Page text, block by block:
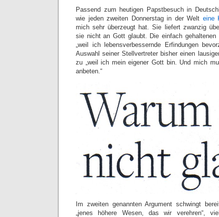
Passend zum heutigen Papstbesuch in
wie jeden zweiten Donnerstag in der Welt eine
mich sehr überzeugt hat. Sie liefert zwanzig
sie nicht an Gott glaubt. Die einfach gehaltenen
„weil ich lebensverbessernde Erfindungen
Auswahl seiner Stellvertreter bisher einen
zu „weil ich mein eigener Gott bin. Und mich
anbeten.“
Im zweiten genannten Argument schwingt
„jenes höhere Wesen, das wir verehren“,